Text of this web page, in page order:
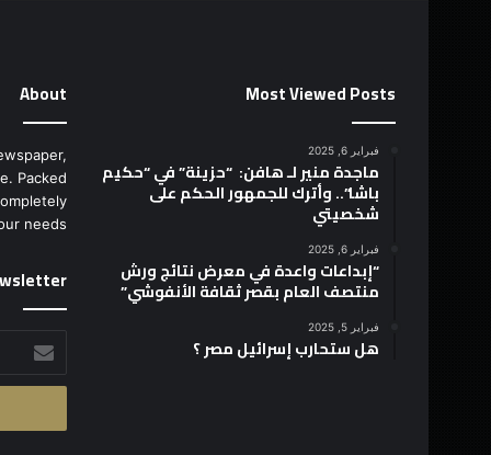
Most Viewed Posts
فبراير 6, 2025
ماجدة منير لـ هافن: “حزينة” في “حكيم
باشا”.. وأترك للجمهور الحكم على
شخصيتي
فبراير 6, 2025
“إبداعات واعدة في معرض نتائج ورش
منتصف العام بقصر ثقافة الأنفوشي”
فبراير 5, 2025
هل ستحارب إسرائيل مصر ؟
About
Packed
needs.
بريدك
الإلكتروني